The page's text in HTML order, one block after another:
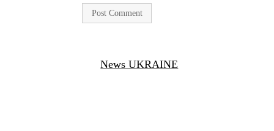
News UKRAINE